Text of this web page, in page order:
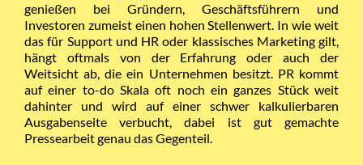
genießen bei Gründern, Geschäftsführern und
Investoren zumeist einen hohen Stellenwert. In wie weit
das für Support und HR oder klassisches Marketing gilt,
hängt oftmals von der Erfahrung oder auch der
Weitsicht ab, die ein Unternehmen besitzt. PR kommt
auf einer to-do Skala oft noch ein ganzes Stück weit
dahinter und wird auf einer schwer kalkulierbaren
Ausgabenseite verbucht, dabei ist gut gemachte
Pressearbeit genau das Gegenteil.